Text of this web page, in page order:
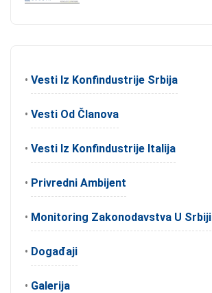
• Vesti Iz Konfindustrije Srbija
• Vesti Od Članova
• Vesti Iz Konfindustrije Italija
• Privredni Ambijent
• Monitoring Zakonodavstva U Srbiji
• Događaji
• Galerija